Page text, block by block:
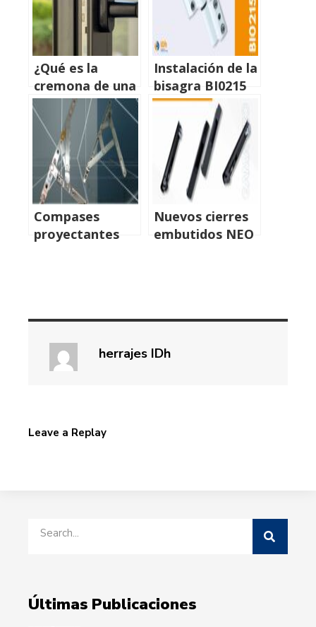
¿Qué es la
cremona de una
ventana?
Instalación de la
bisagra BI0215
Rapid para
ventanas de
cámara
europea:
rapidez,
precisión y
durabilidad en
carpintería de
aluminio
Compases
proyectantes
rendimiento
optimizado para
ventanas de
altas
Nuevos cierres
embutidos NEO
herrajes IDh
Leave a Replay
Últimas Publicaciones